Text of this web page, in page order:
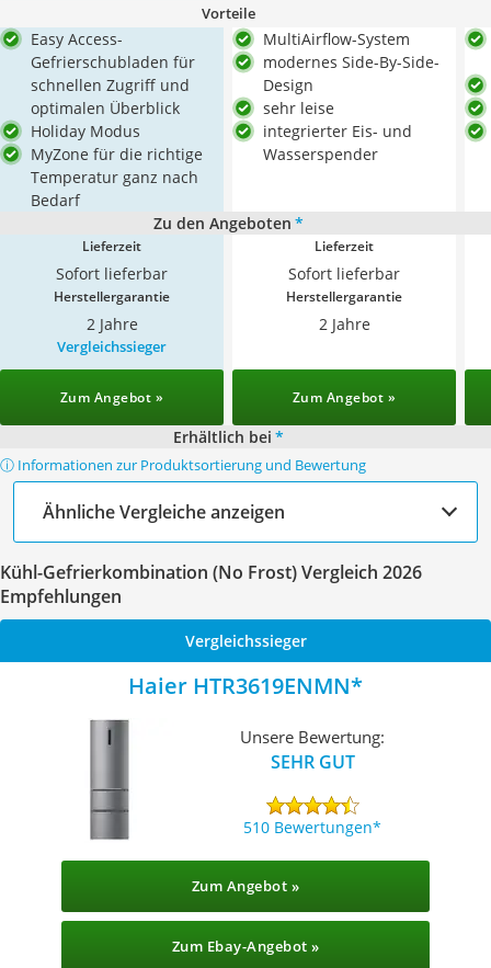
Vorteile
Easy Access-
Gefrierschubladen für
schnellen Zugriff und
optimalen Überblick
Holiday Modus
MyZone für die richtige
Temperatur ganz nach
Bedarf
MultiAirflow-System
modernes Side-By-Side-
Design
sehr leise
integrierter Eis- und
Wasserspender
Zu den Angeboten *
Lieferzeit
Sofort lieferbar
Lieferzeit
Sofort lieferbar
Herstellergarantie
2 Jahre
Herstellergarantie
2 Jahre
Vergleichssieger
Zum Angebot » Zum Angebot »
Erhältlich bei *
ⓘ Informationen zur Produktsortierung und Bewertung
Ähnliche Vergleiche anzeigen
Kühl-Gefrierkombination (No Frost) Vergleich 2026
Empfehlungen
Vergleichssieger
Haier HTR3619ENMN
Unsere Bewertung:
SEHR GUT
510 Bewertungen
Zum Angebot »
Zum Ebay-Angebot »